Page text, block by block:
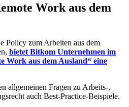
Work aus dem
Policy zum Arbeiten aus dem
bietet Bitkom Unternehmen im
Work aus dem Ausland“ eine
allgemeinen Fragen zu Arbeits-,
auch Best-Practice-Beispiele.